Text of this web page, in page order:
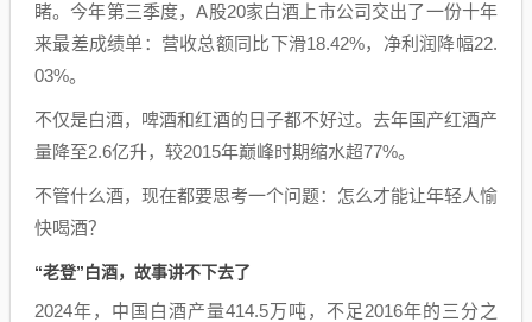
睹。今年第三季度，A股20家白酒上市公司交出了一份十年
来最差成绩单：营收总额同比下滑18.42%，净利润降幅22.
03%。
不仅是白酒，啤酒和红酒的日子都不好过。去年国产红酒产
量降至2.6亿升，较2015年巅峰时期缩水超77%。
不管什么酒，现在都要思考一个问题：怎么才能让年轻人愉
快喝酒？
“老登”白酒，故事讲不下去了
2024年，中国白酒产量414.5万吨，不足2016年的三分之